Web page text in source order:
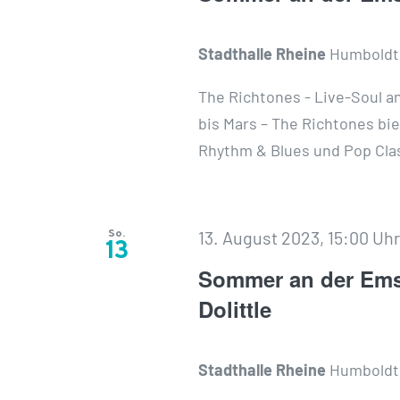
Stadthalle Rheine
The Richtones - Live-Soul
bis Mars – The Richtones
Rhythm & Blues und Pop
So.
13
Sommer an der
Dolittle
13. August 2023, 15:00 Uhr
Stadthalle Rheine